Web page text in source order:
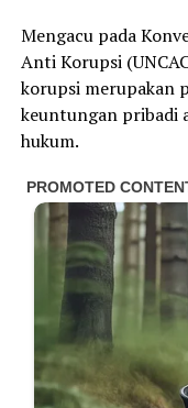
Mengacu pada
Anti Korupsi
korupsi merupakan
keuntungan pribadi
hukum.